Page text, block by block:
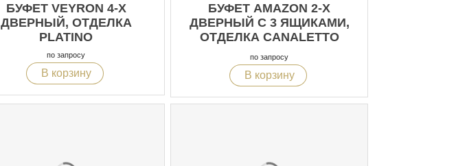
БУФЕТ VEYRON 4-Х
ДВЕРНЫЙ, ОТДЕЛКА
PLATINO
по запросу
В корзину
БУФЕТ AMAZON 2-Х
ДВЕРНЫЙ С 3 ЯЩИКАМИ,
ОТДЕЛКА CANALETTO
по запросу
В корзину